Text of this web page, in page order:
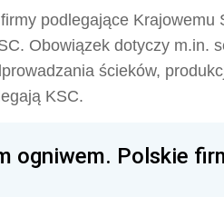
podlegające Krajowemu
Obowiązek dotyczy m.in.
ścieków,
KSC.
ogniwem. Polskie